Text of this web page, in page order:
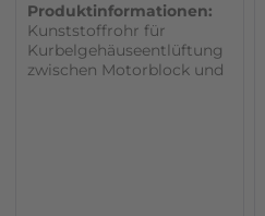
Produktinformationen:
Kunststoffrohr für
Kurbelgehäuseentlüftung
zwischen Motorblock und